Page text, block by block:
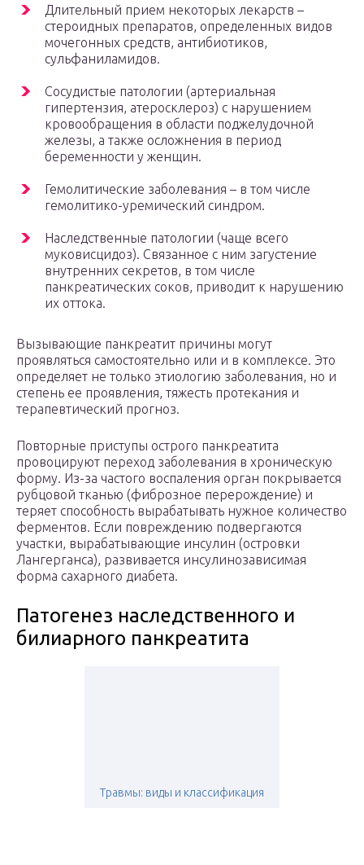
Длительный прием некоторых лекарств –
стероидных препаратов, определенных видов
мочегонных средств, антибиотиков,
сульфаниламидов.
Сосудистые патологии (артериальная
гипертензия, атеросклероз) с нарушением
кровообращения в области поджелудочной
железы, а также осложнения в период
беременности у женщин.
Гемолитические заболевания – в том числе
гемолитико-уремический синдром.
Наследственные патологии (чаще всего
муковисцидоз). Связанное с ним загустение
внутренних секретов, в том числе
панкреатических соков, приводит к нарушению
их оттока.
Вызывающие панкреатит причины могут
проявляться самостоятельно или и в комплексе. Это
определяет не только этиологию заболевания, но и
степень ее проявления, тяжесть протекания и
терапевтический прогноз.
Повторные приступы острого панкреатита
провоцируют переход заболевания в хроническую
форму. Из-за частого воспаления орган покрывается
рубцовой тканью (фиброзное перерождение) и
теряет способность вырабатывать нужное количество
ферментов. Если повреждению подвергаются
участки, вырабатывающие инсулин (островки
Лангерганса), развивается инсулинозависимая
форма сахарного диабета.
Патогенез наследственного и
билиарного панкреатита
Травмы: виды и классификация